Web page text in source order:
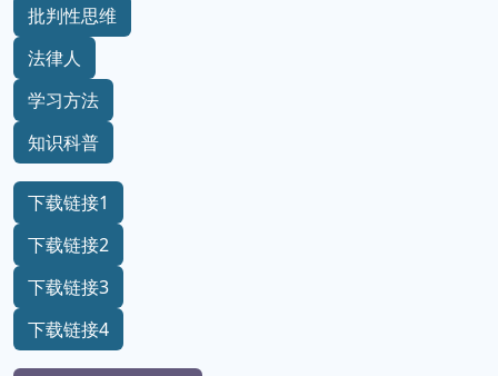
批判性思维
法律人
学习方法
知识科普
下载链接1
下载链接2
下载链接3
下载链接4